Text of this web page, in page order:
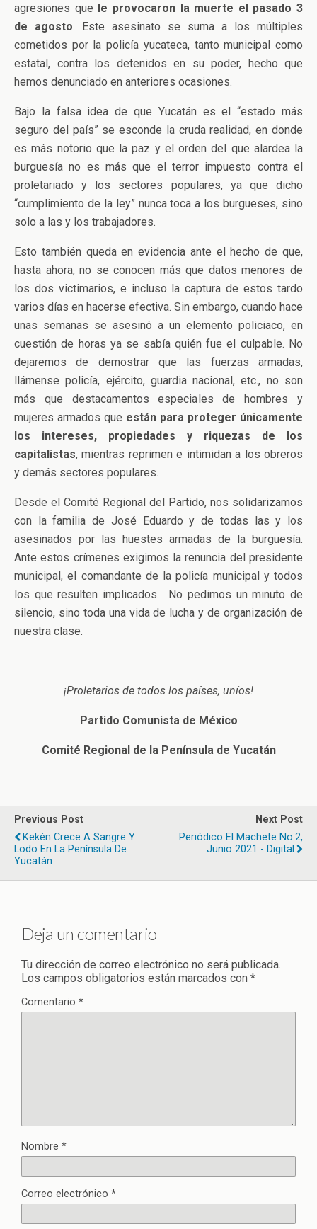
agresiones que le provocaron la muerte el pasado 3
de agosto. Este asesinato se suma a los múltiples
cometidos por la policía yucateca, tanto municipal como
estatal, contra los detenidos en su poder, hecho que
hemos denunciado en anteriores ocasiones.
Bajo la falsa idea de que Yucatán es el “estado más
seguro del país” se esconde la cruda realidad, en donde
es más notorio que la paz y el orden del que alardea la
burguesía no es más que el terror impuesto contra el
proletariado y los sectores populares, ya que dicho
“cumplimiento de la ley” nunca toca a los burgueses, sino
solo a las y los trabajadores.
Esto también queda en evidencia ante el hecho de que,
hasta ahora, no se conocen más que datos menores de
los dos victimarios, e incluso la captura de estos tardo
varios días en hacerse efectiva. Sin embargo, cuando hace
unas semanas se asesinó a un elemento policiaco, en
cuestión de horas ya se sabía quién fue el culpable. No
dejaremos de demostrar que las fuerzas armadas,
llámense policía, ejército, guardia nacional, etc., no son
más que destacamentos especiales de hombres y
mujeres armados que están para proteger únicamente
los intereses, propiedades y riquezas de los
capitalistas, mientras reprimen e intimidan a los obreros
y demás sectores populares.
Desde el Comité Regional del Partido, nos solidarizamos
con la familia de José Eduardo y de todas las y los
asesinados por las huestes armadas de la burguesía.
Ante estos crímenes exigimos la renuncia del presidente
municipal, el comandante de la policía municipal y todos
los que resulten implicados. No pedimos un minuto de
silencio, sino toda una vida de lucha y de organización de
nuestra clase.
¡Proletarios de todos los países, uníos!
Partido Comunista de México
Comité Regional de la Península de Yucatán
Previous Post
Kekén Crece A Sangre Y
Lodo En La Península De
Yucatán
Next Post
Periódico El Machete No.2,
Junio 2021 - Digital
Deja un comentario
Tu dirección de correo electrónico no será publicada.
Los campos obligatorios están marcados con *
Comentario *
Nombre *
Correo electrónico *